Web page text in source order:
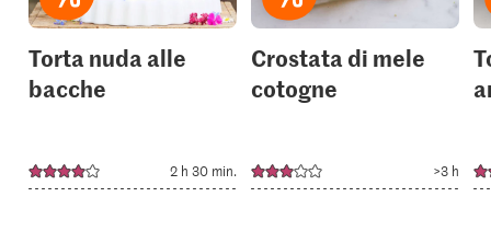
Torta nuda alle
bacche
2 h 30 min.
Crostata di mele
cotogne
>3 h